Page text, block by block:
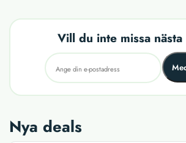
Vill du inte missa
Nya deals